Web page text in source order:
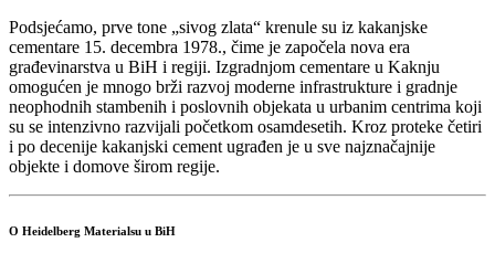
Podsjećamo, prve tone „sivog zlata“ krenule su iz kakanjske
cementare 15. decembra 1978., čime je započela nova era
građevinarstva u BiH i regiji. Izgradnjom cementare u Kaknju
omogućen je mnogo brži razvoj moderne infrastrukture i gradnje
neophodnih stambenih i poslovnih objekata u urbanim centrima koji
su se intenzivno razvijali početkom osamdesetih. Kroz proteke četiri
i po decenije kakanjski cement ugrađen je u sve najznačajnije
objekte i domove širom regije.
O Heidelberg Materialsu u BiH